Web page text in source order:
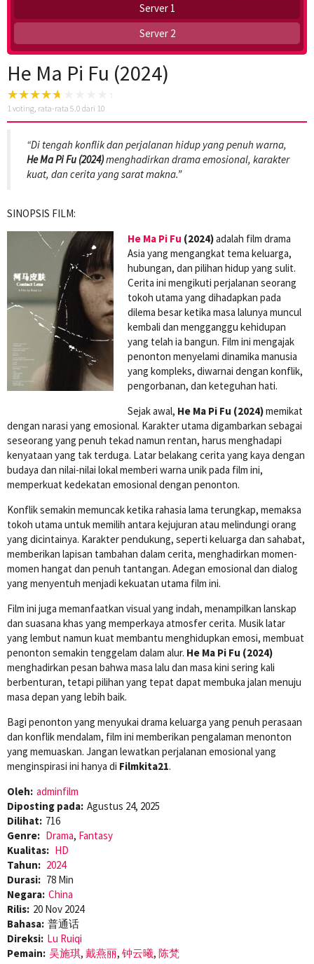
Server 1
Server 2
He Ma Pi Fu (2024)
1 voting, rata-rata 5.0 dari 10
“Di tengah konflik dan perjalanan hidup yang penuh warna,
He Ma Pi Fu (2024)menghadirkan drama emosional, karakter
kuat, dan cerita yang sarat makna.”
SINOPSIS FILM:
He Ma Pi Fu (2024)adalah film drama
Asia yang mengangkat tema keluarga,
hubungan, dan pilihan hidup yang sulit.
Cerita ini mengikuti perjalanan seorang
tokoh utama yang dihadapkan pada
dilema besar ketika masa lalunya muncul
kembali dan mengganggu kehidupan
yang telah ia bangun. Film ini mengajak
penonton menyelami dinamika manusia
yang kompleks, diwarnai dengan konflik,
pengorbanan, dan keteguhan hati.
Sejak awal, He Ma Pi Fu (2024)memikat
dengan narasi yang emosional. Karakter utama digambarkan sebagai
seseorang yang penuh tekad namun rentan, harus menghadapi
kenyataan yang tak terduga. Latar belakang cerita yang kaya dengan
budaya dan nilai-nilai lokal memberi warna unik pada film ini,
memperkuat kedekatan emosional dengan penonton.
Konflik semakin memuncak ketika rahasia lama terungkap, memaksa
tokoh utama untuk memilih antara kejujuran atau melindungi orang
yang dicintainya. Karakter pendukung, seperti keluarga dan sahabat,
memberikan lapisan tambahan dalam cerita, menghadirkan momen-
momen hangat dan penuh tantangan. Adegan emosional dan dialog
yang menyentuh menjadi kekuatan utama film ini.
Film ini juga memanfaatkan visual yang indah, menampilkan lanskap
dan suasana khas yang memperkaya atmosfer cerita. Musik latar
yang lembut namun kuat membantu menghidupkan emosi, membuat
penonton semakin tenggelam dalam alur. He Ma Pi Fu (2024)
menghadirkan pesan bahwa masa lalu dan masa kini sering kali
berbenturan, tetapi pilihan yang tepat dapat membuka jalan menuju
masa depan yang lebih baik.
Bagi penonton yang menyukai drama keluarga yang penuh perasaan
dan konflik mendalam, film ini memberikan pengalaman menonton
yang memuaskan. Jangan lewatkan perjalanan emosional yang
menginspirasi ini hanya di Filmkita21.
Oleh: adminfilm
Diposting pada: Agustus 24, 2025
Dilihat: 716
Genre: Drama, Fantasy
Kualitas: HD
Tahun: 2024
Durasi: 78 Min
Negara: China
Rilis: 20 Nov 2024
Bahasa: 普通话
Direksi: Lu Ruiqi
Pemain: 吴施琪, 戴燕丽, 钟云曦, 陈梵